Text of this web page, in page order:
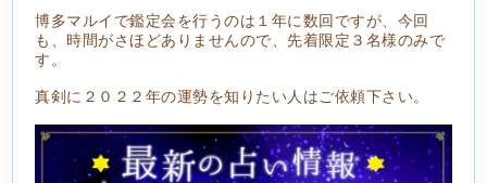
博多マルイで鑑定会を行うのは１年に数回ですが、今回
も、時間がさほどありませんので、先着限定３名様のみで
す。
真剣に２０２２年の運勢を知りたい人はご依頼下さい。